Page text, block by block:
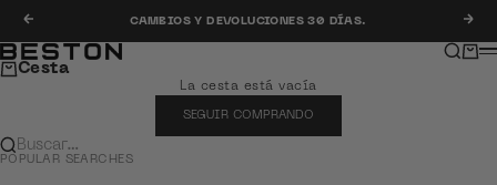
Anterior
CAMBIOS Y DEVOLUCIONES 30 DÍAS.
Beston Buscar
Cesta
La cesta está vacía
SEGUIR COMPRANDO
Buscar…
POPULAR SEARCHES